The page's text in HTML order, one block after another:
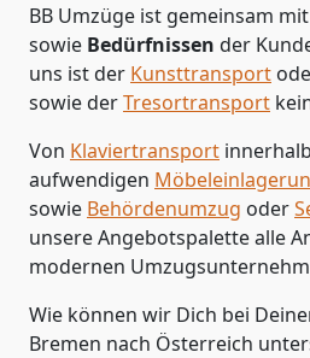
BB Umzüge ist gemeinsam
sowie Bedürfnissen der
uns ist der Kunsttransport
sowie derTresortransport
Von Klaviertransport innerhalb
aufwendigen
sowie Behördenumzug oder
unsere Angebotspalette alle
modernen
Wie können wir Dich bei
Bremen nach Österreich